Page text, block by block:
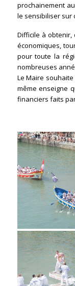
prochainement
le sensibiliser sur
Difficile à
économiques,
pour toute la
nombreuses
Le Maire
même enseigne
financiers faits